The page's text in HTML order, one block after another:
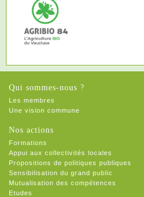
Qui sommes-nous ?
Les membres
Une vision commune
Nos actions
Formations
Appui aux collectivités locales
Propositions de politiques publiques
Sensibilisation du grand public
Mutualisation des compétences
Etudes